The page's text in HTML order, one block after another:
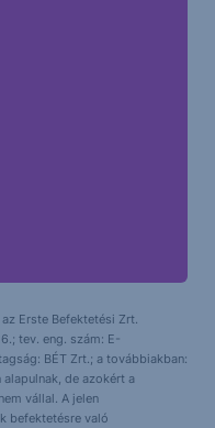
Erste Befektetési Zrt.
tev. eng. szám: E-
BÉT Zrt.; a továbbiakban:
de azokért a
vállal. A jelen
befektetésre való